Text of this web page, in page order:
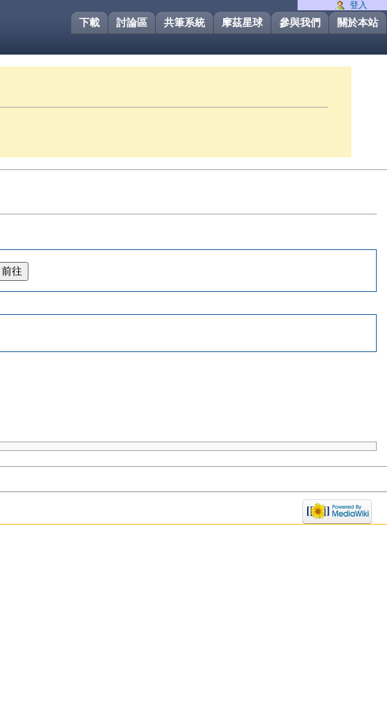
關於本站
參與我們
摩茲星球
共筆系統
討論區
下載
登入